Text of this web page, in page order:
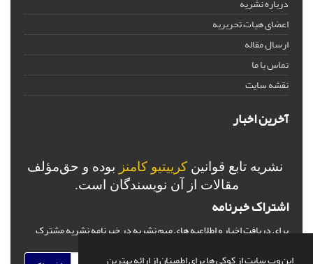
این وب سایت از کوکی ها برای اطمینان از ارائه بهترین
درباره نشریه
اعضای هیات تحریریه
ارسال مقاله
تماس با ما
نقشه سایت
آخرین اخبار
نشریه تابع قوانین کرییتیو کامنز بوده و حق‌مؤلف
مقالات از آن نویسندگان است.
اشتراک خبرنامه
برای دریافت اخبار و اطلاعیه های مهم نشریه در خبرنامه نشریه مشترک